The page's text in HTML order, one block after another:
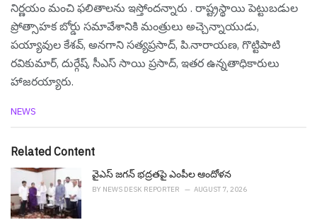
నిర్ణ‌యం మంచి ఫ‌లితాల‌ను ఇస్తోంద‌న్నారు . రాష్ట్రస్థాయి పెట్టుబడుల
ప్రోత్సాహక బోర్డు సమావేశానికి మంత్రులు అచ్చెన్నాయుడు,
పయ్యావుల కేశవ్, అనగాని సత్యప్రసాద్, పి.నారాయణ, గొట్టిపాటి
రవికుమార్, దుర్గేష్, సీఎస్ సాయి ప్రసాద్, ఇతర ఉన్నతాధికారులు
హాజరయ్యారు.
C
e
i
e
NEWS
Related Content
వైఎస్ జ‌గ‌న్ భ‌ద్ర‌త‌పై ఎంపీల ఆందోళ‌న
BY NEWS DESK REPORTER AUGUST 7, 2026